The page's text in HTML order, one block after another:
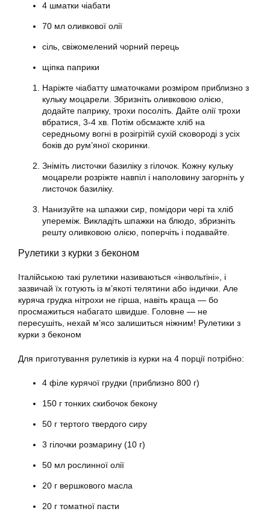
4 шматки чіабати
70 мл оливкової олії
сіль, свіжомелений чорний перець
щіпка паприки
Наріжте чіабатту шматочками розміром приблизно з
кульку моцарели. Збризніть оливковою олією,
додайте паприку, трохи посоліть. Дайте олії трохи
вбратися, 3-4 хв. Потім обсмажте хліб на
середньому вогні в розігрітій сухій сковороді з усіх
боків до рум’яної скоринки.
Зніміть листочки базиліку з гілочок. Кожну кульку
моцарели розріжте навпіл і наполовину загорніть у
листочок базиліку.
Нанизуйте на шпажки сир, помідори чері та хліб
упереміж. Викладіть шпажки на блюдо, збризніть
решту оливковою олією, поперчіть і подавайте.
Рулетики з курки з беконом
Італійською такі рулетики називаються «інвольтіні», і
зазвичай їх готують із м’якоті телятини або індички. Але
куряча грудка нітрохи не гірша, навіть краща — бо
просмажиться набагато швидше. Головне — не
пересушіть, нехай м’ясо залишиться ніжним! Рулетики з
курки з беконом
Для приготування рулетиків із курки на 4 порції потрібно:
4 філе курячої грудки (приблизно 800 г)
150 г тонких скибочок бекону
50 г тертого твердого сиру
3 гілочки розмарину (10 г)
50 мл рослинної олії
20 г вершкового масла
20 г томатної пасти